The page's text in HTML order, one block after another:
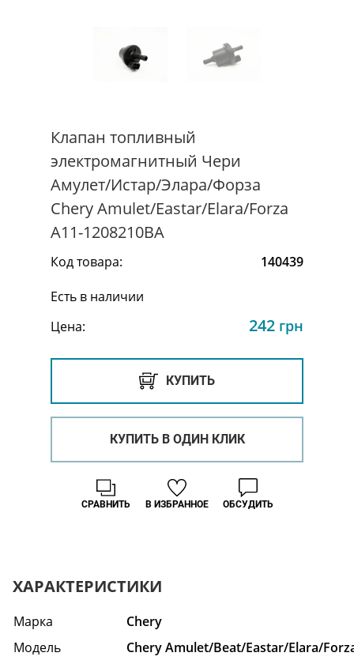
Клапан топливный
электромагнитный Чери
Амулет/Истар/Элара/Форза
Chery Amulet/Eastar/Elara/Forza
A11-1208210BA
Код товара:
140439
Есть в наличии
Цена:
242 грн
КУПИТЬ
КУПИТЬ В ОДИН КЛИК
В ИЗБРАННОЕ
СРАВНИТЬ ОБСУДИТЬ
ХАРАКТЕРИСТИКИ
Марка
Chery
Модель
Chery Amulet/Beat/Eastar/Elara/